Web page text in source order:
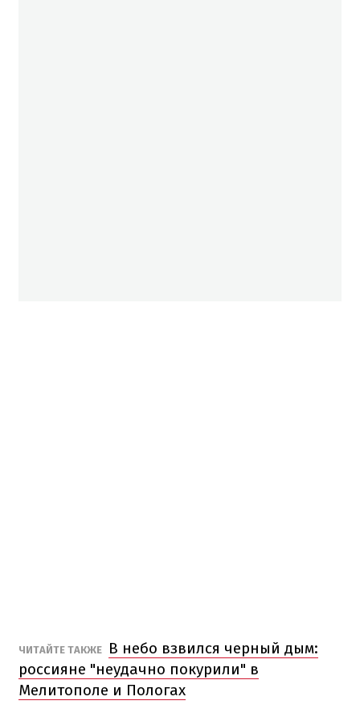
ЧИТАЙТЕ ТАКЖЕ
В небо взвился черный дым:
россияне "неудачно покурили" в
Мелитополе и Пологах